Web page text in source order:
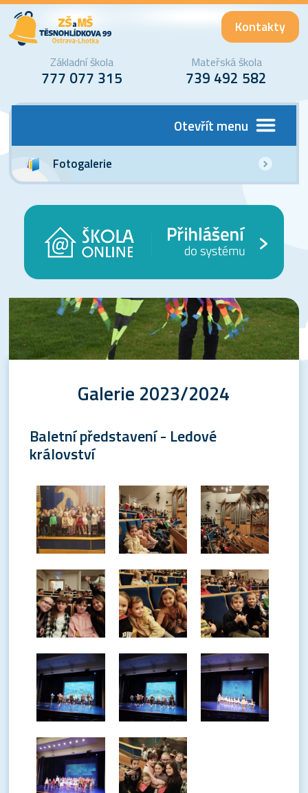
Kontakty
Základní škola
777 077 315
Mateřská škola
739 492 582
Otevřít menu
Fotogalerie
Galerie 2023/2024
Baletní představení - Ledové
království